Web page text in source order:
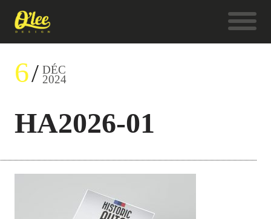
6 DÉC
2024
HA2026-01